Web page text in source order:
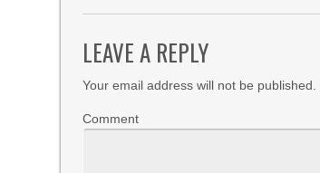
LEAVE A REPLY
Your email address will not be published.
Comment